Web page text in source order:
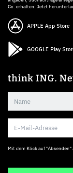
Co. erhalten. Jetzt
APPLE App Store
GOOGLE Play
think ING.
Mit dem Klick auf